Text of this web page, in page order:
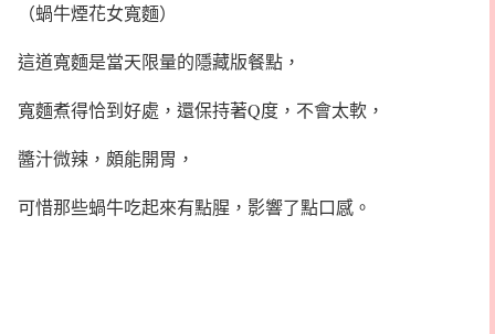
（蝸牛煙花女寬麵）
這道寬麵是當天限量的隱藏版餐點，
寬麵煮得恰到好處，還保持著Q度，不會太軟，
醬汁微辣，頗能開胃，
可惜那些蝸牛吃起來有點腥，影響了點口感。